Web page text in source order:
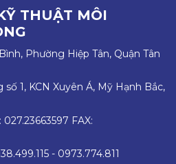
THUẬT MÔI
Phường Hiệp Tân, Quận Tân
1, KCN Xuyên Á, Mỹ Hạnh Bắc,
FAX:
- 0973.774.811